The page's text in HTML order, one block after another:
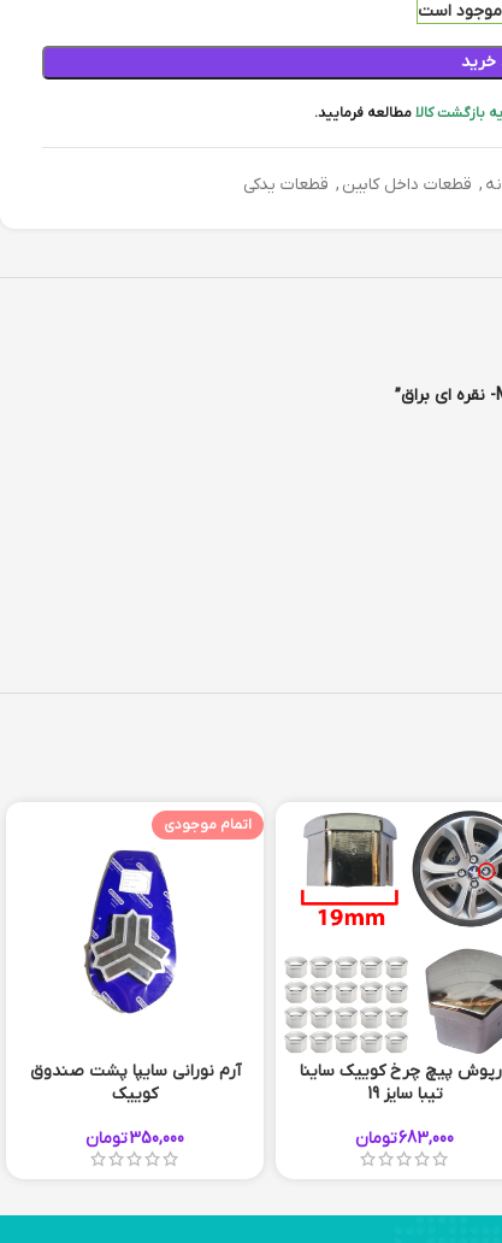
خرید
بازگشت کالامطالعه فرمایید.
, قطعات داخل کابین , قطعات یدکی
پیچ چرخ کوییک ساینا
تیبا سایز 19
683,000تومان
اتمام موجودی
آرم نورانی سایپا پشت صندوق
کوییک
350,000تومان